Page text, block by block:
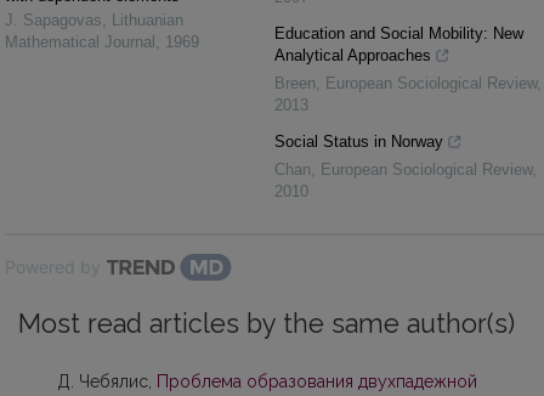
J. Sapagovas, Lithuanian
Mathematical Journal , 1969
Education and Social Mobility: New
Analytical Approaches
Breen, European Sociological Review,
2013
Social Status in Norway
Chan, European Sociological Review,
2010
Powered by
Most read articles by the same author(s)
Д. Чебялис, Проблема образования двухпадежной